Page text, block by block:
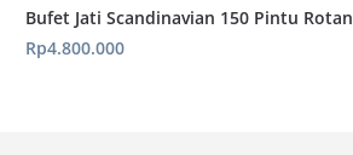
Bufet Jati Scandinavian 150 Pintu Rotan
Rp4.800.000